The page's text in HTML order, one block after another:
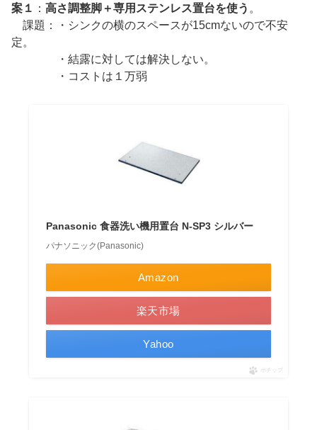
案１ ： 高さ調整脚＋専用ステンレス置台を使う 。
課題：・シンクの横のスペースが15cmないので不安
定。
・結露に対しては解決しない。
・コストは１万弱
Panasonic 食器洗い機用置台 N-SP3 シルバー
パナソニック(Panasonic)
Amazon
楽天市場
Yahoo
ポチップ